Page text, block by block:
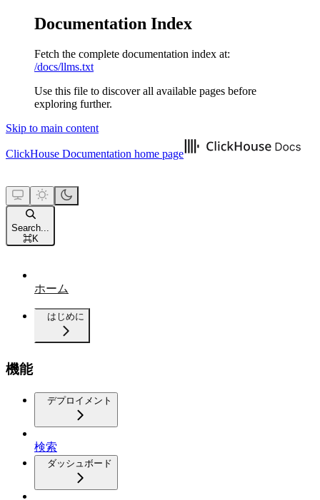
Documentation Index
Fetch the complete documentation index at:
/docs/llms.txt
Use this file to discover all available pages before
exploring further.
Skip to main content
ClickHouse Documentation home page
Search...
⌘K
ホーム
はじめに
機能
デプロイメント
検索
ダッシュボード